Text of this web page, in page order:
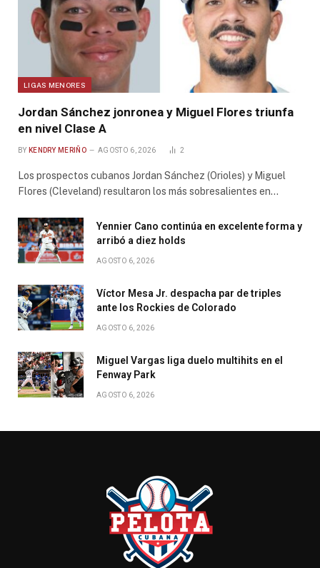
LIGAS MENORES
Jordan Sánchez jonronea y Miguel Flores triunfa
en nivel Clase A
BY KENDRY MERIÑO AGOSTO 6, 2026 2
Los prospectos cubanos Jordan Sánchez (Orioles) y Miguel
Flores (Cleveland) resultaron los más sobresalientes en…
Yennier Cano continúa en excelente forma y
arribó a diez holds
AGOSTO 6, 2026
Víctor Mesa Jr. despacha par de triples
ante los Rockies de Colorado
AGOSTO 6, 2026
Miguel Vargas liga duelo multihits en el
Fenway Park
AGOSTO 6, 2026